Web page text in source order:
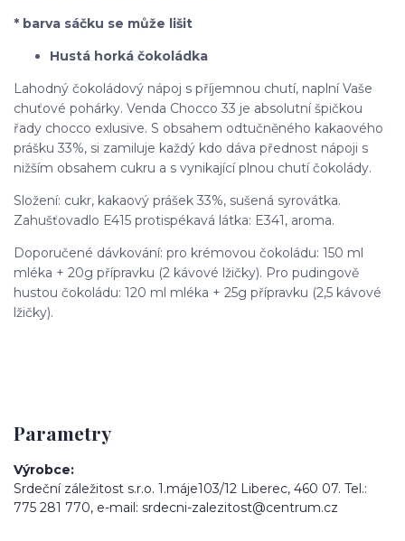
* barva sáčku se může lišit
Hustá horká čokoládka
Lahodný čokoládový nápoj s příjemnou chutí, naplní Vaše
chuťové pohárky. Venda Chocco 33 je absolutní špičkou
řady chocco exlusive. S obsahem odtučněného kakaového
prášku 33%, si zamiluje každý kdo dáva přednost nápoji s
nižším obsahem cukru a s vynikající plnou chutí čokolády.
Složení: cukr, kakaový prášek 33%, sušená syrovátka.
Zahušťovadlo E415 protispékavá látka: E341, aroma.
Doporučené dávkování: pro krémovou čokoládu: 150 ml
mléka + 20g přípravku (2 kávové lžičky). Pro pudingově
hustou čokoládu: 120 ml mléka + 25g přípravku (2,5 kávové
lžičky).
Parametry
Výrobce
Srdeční záležitost s.r.o. 1.máje103/12 Liberec, 460 07. Tel.:
775 281 770, e-mail: srdecni-zalezitost@centrum.cz